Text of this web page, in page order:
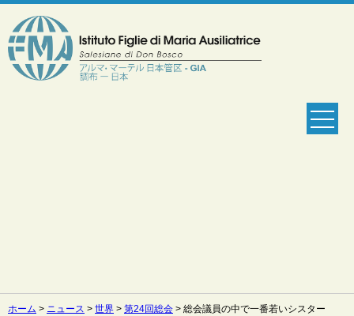
ホーム > ニュース > 世界 > 第24回総会 > 総会議員の中で一番若いシスター